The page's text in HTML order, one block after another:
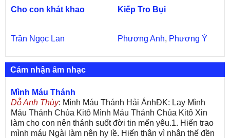
Cho con khát khao
Trần Ngọc Lan
Kiếp Tro Bụi
Phương Anh, Phương Ý
Cảm nhận âm nhạc
Mình Máu Thánh
Dỗ Anh Thùy: Mình Máu Thánh Hải ÁnhĐK: Lạy Mình
Máu Thánh Chúa Kitô Mình Máu Thánh Chúa Kitô Xin
làm cho con nên thánh suốt đời tin mến yêu.1. Hiến trao
mình máu Ngài làm nên hy lề. Hiến thân vì nhân thế đền